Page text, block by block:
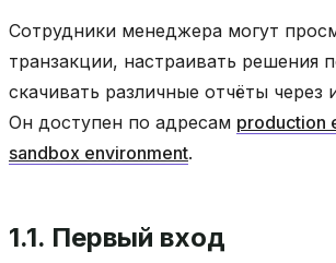
Сотрудники менеджера могут
транзакции, настраивать решения
скачивать различные отчёты через
Он доступен по адресам production
sandbox environment.
1.1. Первый вход